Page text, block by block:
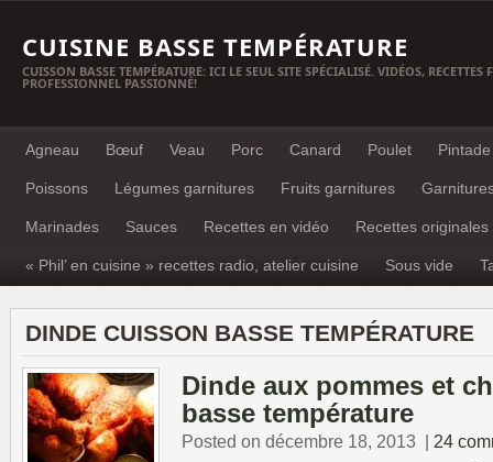
CUISINE BASSE TEMPÉRATURE
CUISSON BASSE TEMPÉRATURE: ICI LE SEUL SITE SPÉCIALISÉ. VIDÉOS, RECETTES
PROFESSIONNEL PASSIONNÉ!
Agneau Bœuf Veau Porc Canard Poulet Pintade
Poissons Légumes garnitures Fruits garnitures
Marinades Sauces Recettes en vidéo Recettes originales
« Phil’ en cuisine » recettes radio, atelier cuisine Sous vide
DINDE CUISSON BASSE TEMPÉRATURE
Dinde aux pommes et
basse température
Posted on décembre 18, 2013 | 24